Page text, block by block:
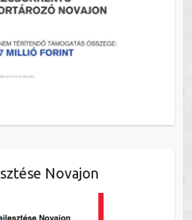
Novajon